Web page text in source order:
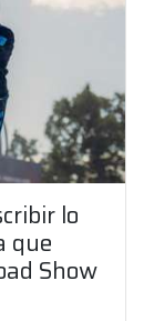
lo
que
Show